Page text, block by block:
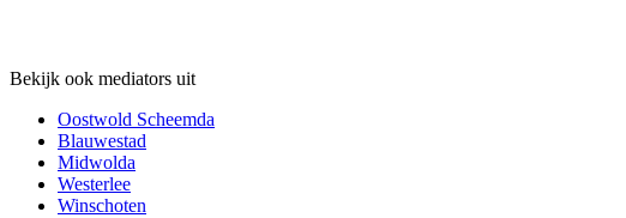
Bekijk ook mediators uit
Oostwold Scheemda
Blauwestad
Midwolda
Westerlee
Winschoten